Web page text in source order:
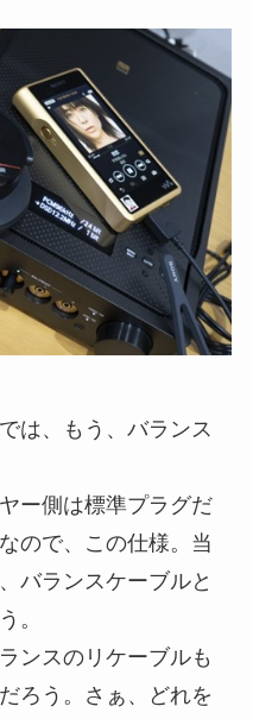
は、もう、バランス
ー側は標準プラグだ
ので、この仕様。当
バランスケーブルと
。
ンスのリケーブルも
ろう。さぁ、どれを